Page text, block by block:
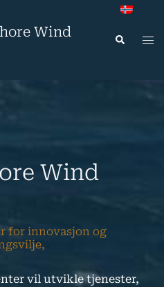
Wind
Search
Wind
for innovasjon og
vil utvikle tjenester,